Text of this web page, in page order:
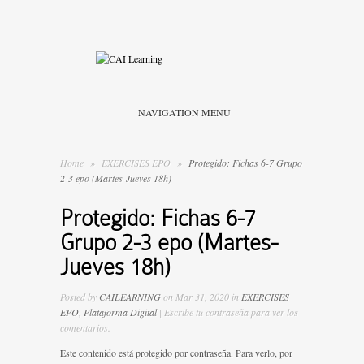
NAVIGATION MENU
Home » EXERCISES EPO » Protegido: Fichas 6-7 Grupo
2-3 epo (Martes-Jueves 18h)
Protegido: Fichas 6-7
Grupo 2-3 epo (Martes-
Jueves 18h)
Posted by CAILEARNINGon Mar 31, 2020 in EXERCISES
EPO Plataforma Digital| Escribe tu contraseña para ver los
comentarios.
Este contenido está protegido por contraseña. Para verlo, por